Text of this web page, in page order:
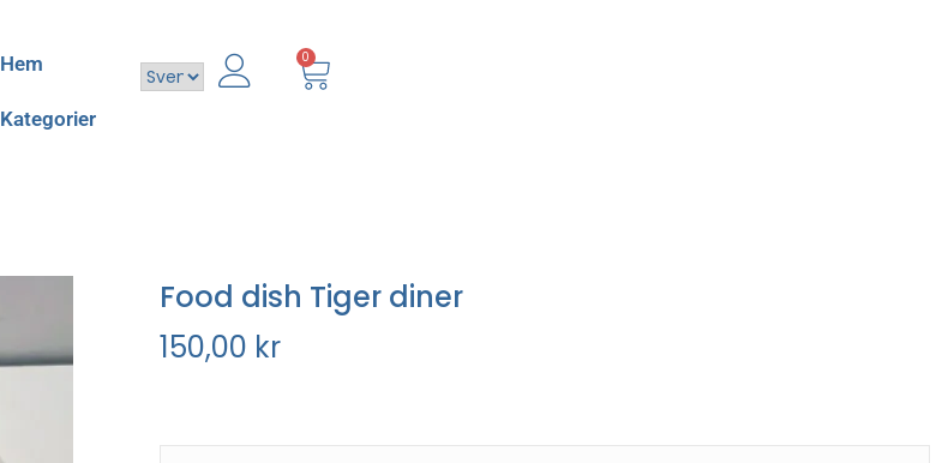
Hem
Kategorier
0
Food dish Tiger diner
150,00 kr